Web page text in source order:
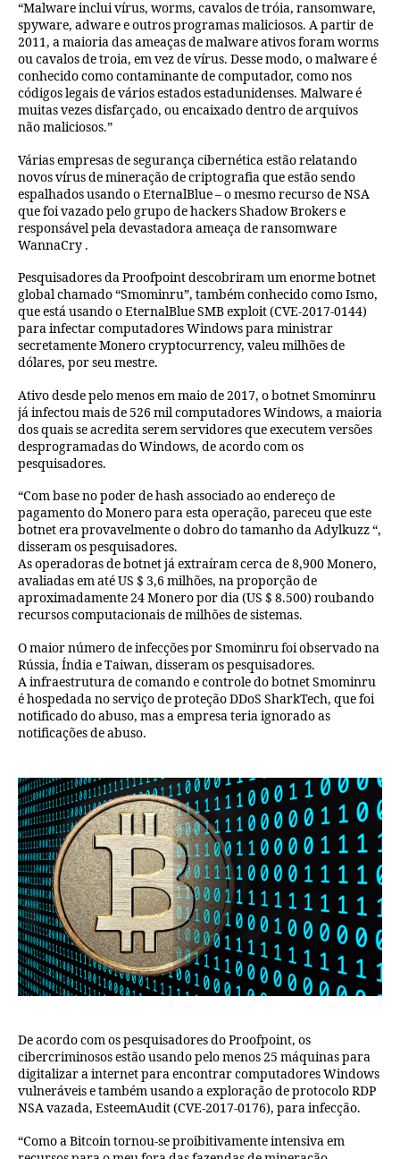
“Malware inclui vírus, worms, cavalos de tróia, ransomware,
spyware, adware e outros programas maliciosos. A partir de
2011, a maioria das ameaças de malware ativos foram worms
ou cavalos de troia, em vez de vírus. Desse modo, o malware é
conhecido como contaminante de computador, como nos
códigos legais de vários estados estadunidenses. Malware é
muitas vezes disfarçado, ou encaixado dentro de arquivos
não maliciosos.”
Várias empresas de segurança cibernética estão relatando
novos vírus de mineração de criptografia que estão sendo
espalhados usando o EternalBlue – o mesmo recurso de NSA
que foi vazado pelo grupo de hackers Shadow Brokers e
responsável pela devastadora ameaça de ransomware
WannaCry .
Pesquisadores da Proofpoint descobriram um enorme botnet
global chamado “Smominru”, também conhecido como Ismo,
que está usando o EternalBlue SMB exploit (CVE-2017-0144)
para infectar computadores Windows para ministrar
secretamente Monero cryptocurrency, valeu milhões de
dólares, por seu mestre.
Ativo desde pelo menos em maio de 2017, o botnet Smominru
já infectou mais de 526 mil computadores Windows, a maioria
dos quais se acredita serem servidores que executem versões
desprogramadas do Windows, de acordo com os
pesquisadores.
“Com base no poder de hash associado ao endereço de
pagamento do Monero para esta operação, pareceu que este
botnet era provavelmente o dobro do tamanho da Adylkuzz “,
disseram os pesquisadores.
As operadoras de botnet já extraíram cerca de 8,900 Monero,
avaliadas em até US $ 3,6 milhões, na proporção de
aproximadamente 24 Monero por dia (US $ 8.500) roubando
recursos computacionais de milhões de sistemas.
O maior número de infecções por Smominru foi observado na
Rússia, Índia e Taiwan, disseram os pesquisadores.
A infraestrutura de comando e controle do botnet Smominru
é hospedada no serviço de proteção DDoS SharkTech, que foi
notificado do abuso, mas a empresa teria ignorado as
notificações de abuso.
De acordo com os pesquisadores do Proofpoint, os
cibercriminosos estão usando pelo menos 25 máquinas para
digitalizar a internet para encontrar computadores Windows
vulneráveis ​​e também usando a exploração de protocolo RDP
NSA vazada, EsteemAudit (CVE-2017-0176), para infecção.
“Como a Bitcoin tornou-se proibitivamente intensiva em